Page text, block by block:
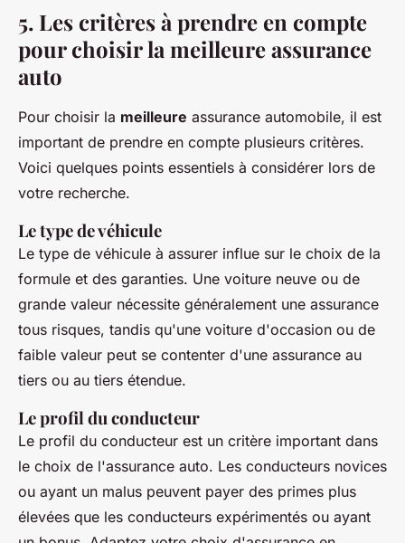
5. Les critères à prendre en compte
pour choisir la meilleure assurance
auto
Pour choisir la meilleure assurance automobile, il est
important de prendre en compte plusieurs critères.
Voici quelques points essentiels à considérer lors de
votre recherche.
Le type de véhicule
Le type de véhicule à assurer influe sur le choix de la
formule et des garanties. Une voiture neuve ou de
grande valeur nécessite généralement une assurance
tous risques, tandis qu'une voiture d'occasion ou de
faible valeur peut se contenter d'une assurance au
tiers ou au tiers étendue.
Le profil du conducteur
Le profil du conducteur est un critère important dans
le choix de l'assurance auto. Les conducteurs novices
ou ayant un malus peuvent payer des primes plus
élevées que les conducteurs expérimentés ou ayant